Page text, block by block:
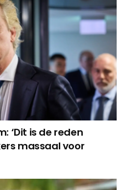
‘Dit is de reden
massaal voor